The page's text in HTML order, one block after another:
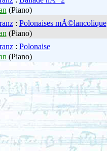
(Piano)
: Polonaises mÃ©lancolique
(Piano)
: Polonaise
(Piano)